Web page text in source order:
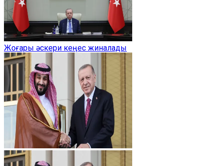
Жоғары әскери кеңес жиналады